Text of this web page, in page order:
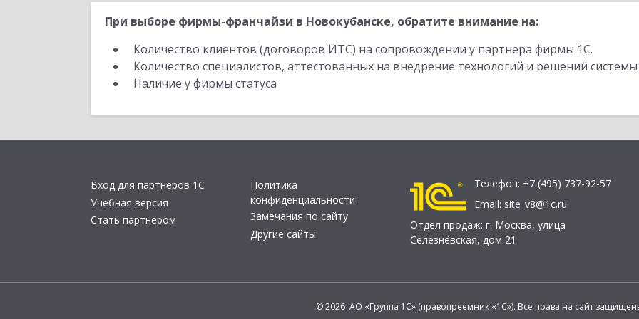
При выборе фирмы-франчайзи в Новокубанске, обратите внимание на:
Количество клиентов (договоров ИТС) на сопровождении у партнера фирмы 1С.
Количество специалистов, аттестованных на внедрение технологий и решений
Наличие у фирмы статуса
Вход для партнеров 1С
Учебная версия
Стать партнером
Политика
конфиденциальности
Замечания по сайту
Другие сайты
Телефон: +7 (495) 737-92-57
Email: site_v8@1c.ru
Отдел продаж: г. Москва, улица
Селезнёвская, дом 21
© 2026 АО «Группа 1С» (правопреемник «1С»). Все права на сайт